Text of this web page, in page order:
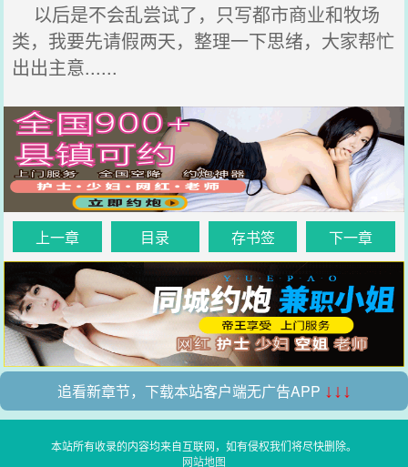
以后是不会乱尝试了，只写都市商业和牧场
类，我要先请假两天，整理一下思绪，大家帮忙
出出主意......
上一章 目录 存书签 下一章
追看新章节，下载本站客户端无广告APP ↓↓↓
本站所有收录的内容均来自互联网，如有侵权我们将尽快删除。
网站地图